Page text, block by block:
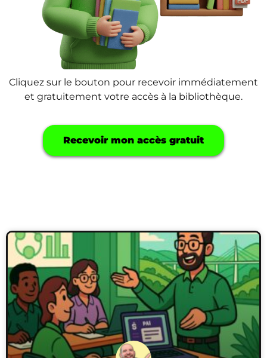
Cliquez sur le bouton pour recevoir immédiatement
et gratuitement votre accès à la bibliothèque.
Recevoir mon accès gratuit